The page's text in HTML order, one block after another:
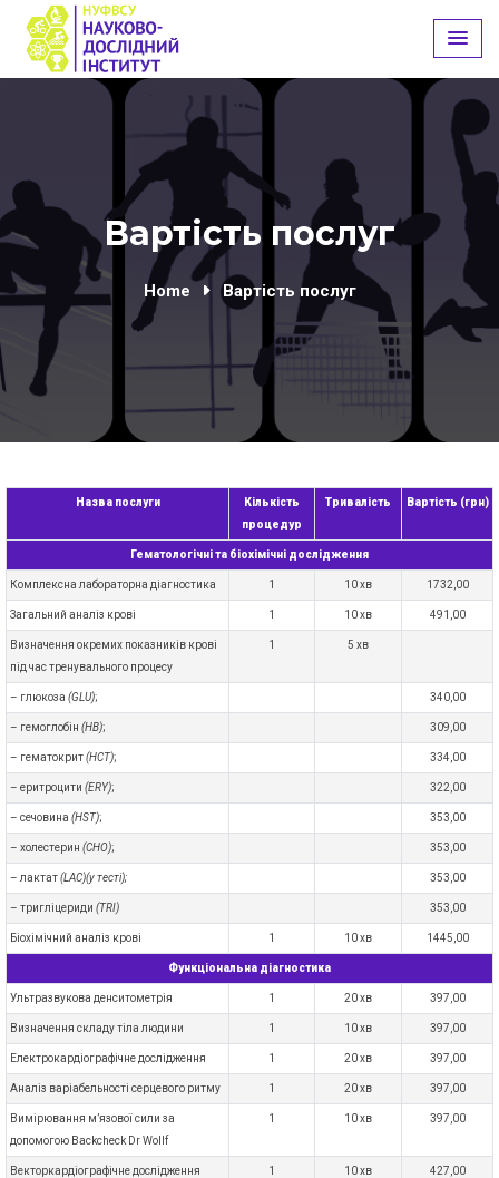
content
Вартість послуг
Home Вартість послуг
Назва послуги
Кількість
процедур
Тривалість Вартість (грн)
Гематологічні та біохімічні дослідження
Комплексна лабораторна діагностика 1 10 хв 1732,00
Загальний аналіз крові 1 10 хв 491,00
Визначення окремих показників крові
під час тренувального процесу
1 5 хв
– глюкоза (GLU); 340,00
– гемоглобін (HB); 309,00
– гематокрит(HCT); 334,00
– еритроцити (ERY); 322,00
– сечовина (HST); 353,00
– холестерин (CHO); 353,00
– лактат(LAC)(у тесті); 353,00
– тригліцериди (TRI) 353,00
Біохімічний аналіз крові 1 10 хв 1445,00
Функціональна діагностика
Ультразвукова денситометрія 1 20 хв 397,00
Визначення складу тіла людини 1 10 хв 397,00
Електрокардіографічне дослідження 1 20 хв 397,00
Аналіз варіабельності серцевого ритму 1 20 хв 397,00
Вимірювання м’язової сили за
допомогою Backcheck Dr Wollf
1 10 хв 397,00
Векторкардіографічне дослідження 1 10 хв 427,00